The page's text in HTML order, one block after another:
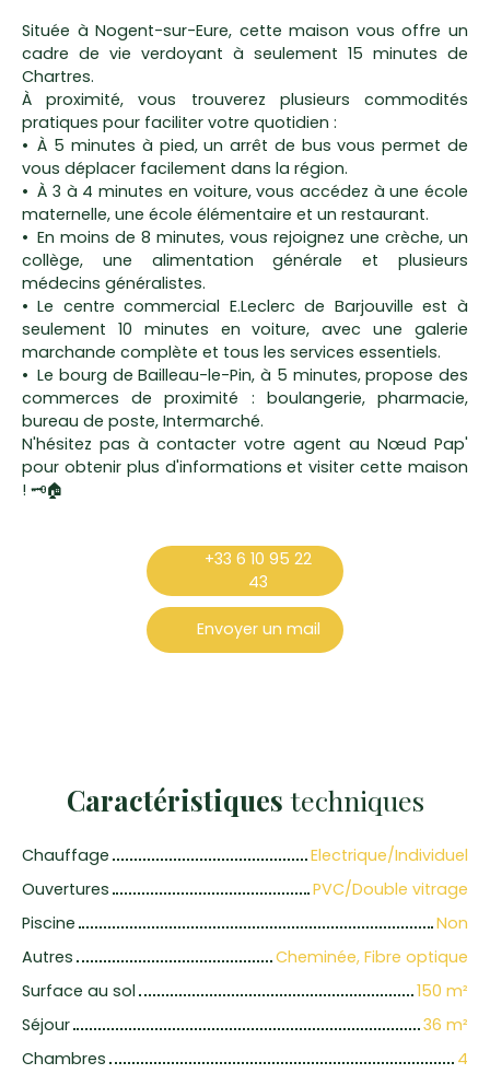
Située à Nogent-sur-Eure, cette maison vous offre un
cadre de vie verdoyant à seulement 15 minutes de
Chartres.
À proximité, vous trouverez plusieurs commodités
pratiques pour faciliter votre quotidien :
À 5 minutes à pied, un arrêt de bus vous permet de
vous déplacer facilement dans la région.
À 3 à 4 minutes en voiture, vous accédez à une école
maternelle, une école élémentaire et un restaurant.
En moins de 8 minutes, vous rejoignez une crèche, un
collège, une alimentation générale et plusieurs
médecins généralistes.
Le centre commercial E.Leclerc de Barjouville est à
seulement 10 minutes en voiture, avec une galerie
marchande complète et tous les services essentiels.
Le bourg de Bailleau-le-Pin, à 5 minutes, propose des
commerces de proximité : boulangerie, pharmacie,
bureau de poste, Intermarché.
N'hésitez pas à contacter votre agent au Nœud Pap'
pour obtenir plus d'informations et visiter cette maison
! 🗝🏠
+33 6 10 95 22
43
Envoyer un mail
Caractéristiques techniques
Chauffage
Electrique/Individuel
Ouvertures
PVC/Double vitrage
Piscine
Non
Autres
Cheminée, Fibre optique
Surface au sol
150 m²
Séjour
36 m²
Chambres
4